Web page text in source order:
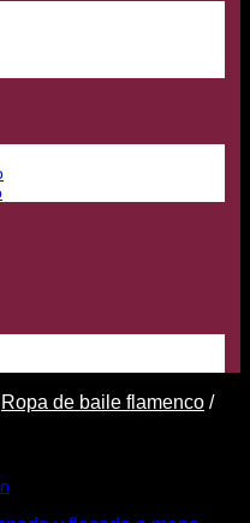
Ropa de baile flamenco /